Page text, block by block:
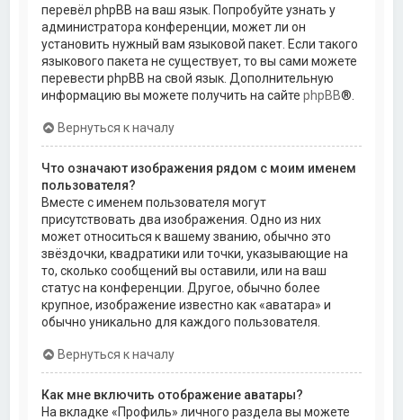
перевёл phpBB на ваш язык. Попробуйте узнать у
администратора конференции, может ли он
установить нужный вам языковой пакет. Если такого
языкового пакета не существует, то вы сами можете
перевести phpBB на свой язык. Дополнительную
информацию вы можете получить на сайтеphpBB®.
Вернуться к началу
Что означают изображения рядом с моим именем
пользователя?
Вместе с именем пользователя могут
присутствовать два изображения. Одно из них
может относиться к вашему званию, обычно это
звёздочки, квадратики или точки, указывающие на
то, сколько сообщений вы оставили, или на ваш
статус на конференции. Другое, обычно более
крупное, изображение известно как «аватара» и
обычно уникально для каждого пользователя.
Вернуться к началу
Как мне включить отображение аватары?
На вкладке «Профиль» личного раздела вы можете